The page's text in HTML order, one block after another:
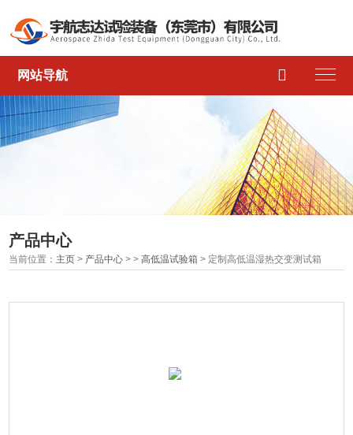
网站导航 
产品中心
当前位置： 主页 > 产品中心 > >高低温试验箱 > 定制高低温湿热交变测试箱